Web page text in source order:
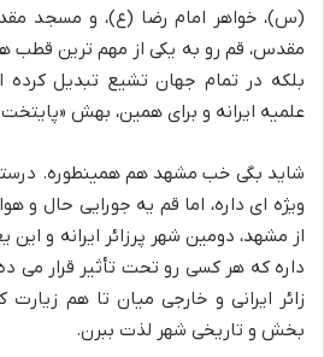
(س)، خواهر امام رضا (ع)، و مسجد
مقدس، قم رو به یکی از مهم ترین قطب
بلکه در تمام جهان تشیع تبدیل کرده
علمیه ایرانه و برای همین، بهش
شاید بگی خب مشهد هم همینطوره.
ویژه ای داره، اما قم یه جورایی حال و
از مشهد، دومین شهر پرزائر ایرانه و
داره که هر کسی رو تحت تأثیر قرار می
زائر ایرانی و خارجی میان تا هم
بخش و تاریخی شهر لذت ببرن.